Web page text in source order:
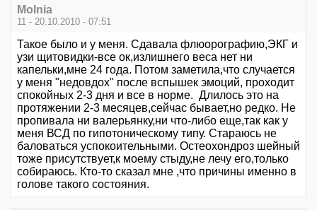
Molnia
11 - 20.10.2010 - 07:51
Такое было и у меня. Сдавала флюорографию,ЭКГ и
узи щитовидки-все ок,излишнего веса нет ни
капельки,мне 24 года. Потом заметила,что случается
у меня "недовдох" после вспышек эмоций, проходит
спокойных 2-3 дня и все в норме. Длилось это на
протяжении 2-3 месяцев,сейчас бывает,но редко. Не
пропивала ни валерьянку,ни что-либо еще,так как у
меня ВСД по гипотоническому типу. Стараюсь не
баловаться успокоительными. Остеохондроз шейный
тоже присутствует,к моему стыду,не лечу его,только
собираюсь. Кто-то сказал мне ,что причины именно в
голове такого состояния.